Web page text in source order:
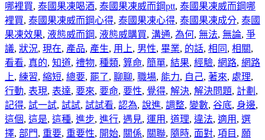
哪裡買, 泰國果凍喝酒, 泰國果凍威而鋼ptt, 泰國果凍威而鋼哪
裡買, 泰國果凍威而鋼心得, 泰國果凍心得, 泰國果凍成分, 泰國
果凍效果, 液態威而鋼, 液態威購買, 溝通, 為何, 無法, 無論, 爭
議, 狀況, 現在, 產品, 產生, 用上, 男性, 畢業, 的話, 相同 , 相關,
看看, 真的, 知道, 禮物, 種類, 算命, 簡單, 結果, 經驗, 網路, 網路
上, 練習, 縮短, 總要, 罷了, 聊聊, 職場, 能力, 自己, 著來, 處理,
行動, 表現, 表達, 要來, 要命, 要性, 覺得, 解決, 解決問題, 計劃 ,
記得, 試一試, 試試, 試試看, 認為, 說進, 調整, 變數, 谷底, 身邊,
這個, 這是, 這種, 進步, 進行, 遇見, 運用 , 道理, 違法, 適用 , 選
擇, 部門, 重要, 重要性, 開始, 關係, 關聯, 隨時, 面對, 項目 , 願